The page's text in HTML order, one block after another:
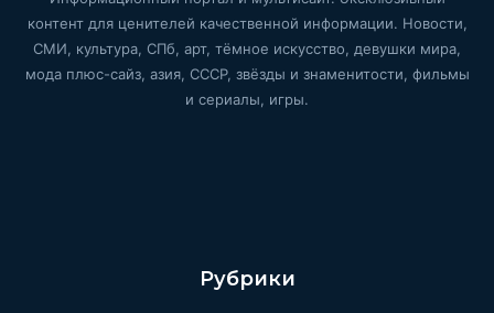
контент для ценителей качественной информации. Новости,
СМИ, культура, СПб, арт, тёмное искусство, девушки мира,
мода плюс-сайз, азия, СССР, звёзды и знаменитости, фильмы
и сериалы, игры.
Рубрики